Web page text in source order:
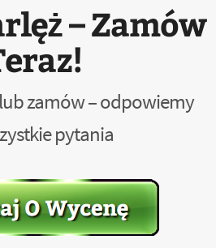
– Zamów
zamów – odpowiemy
pytania